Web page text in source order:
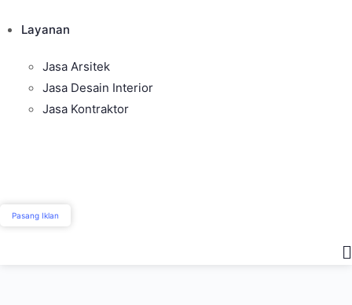
Layanan
Jasa Arsitek
Jasa Desain Interior
Jasa Kontraktor
Pasang Iklan